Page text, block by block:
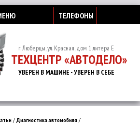
ТЕЛЕФОНЫ
г. Люберцы, ул. Красная, дом 1 литера Е
ТЕХЦЕНТР «АВТОДЕЛО»
УВЕРЕН В МАШИНЕ - УВЕРЕН В СЕБЕ
/ Диагностика автомобиля /